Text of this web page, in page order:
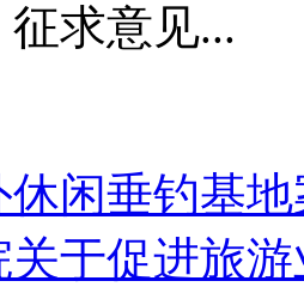
求意见...
休闲垂钓基
关于促进旅